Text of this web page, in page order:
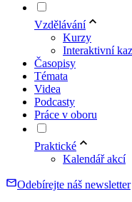
Vzdělávání
Kurzy
Interaktivní
Časopisy
Témata
Videa
Podcasty
Práce v oboru
Praktické
Kalendář akcí
Odebírejte náš newsletter